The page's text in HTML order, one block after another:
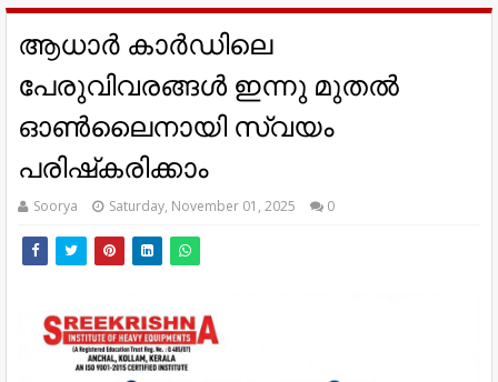
ആധാര്‍ കാര്‍ഡിലെ
പേരുവിവരങ്ങള്‍ ഇന്നു മുതല്‍
ഓണ്‍ലൈനായി സ്വയം
പരിഷ്‌കരിക്കാം
Soorya Saturday, November 01, 2025 0